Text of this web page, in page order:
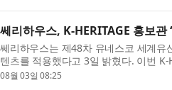
쎄리하우스, K-HERITAGE 홍보관
쎄리하우스는 제48차 유네스코 세계유
텐츠를 적용했다고 3일 밝혔다. 이번
책이다...
08월 03일 08:25